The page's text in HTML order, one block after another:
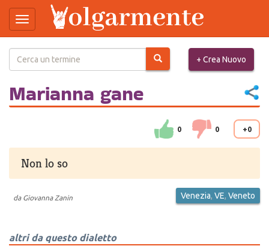
Salta
contenuto
Toggle
navigation
+ Crea Nuovo
Marianna gane
0 0 +0
Non lo so
da Giovanna Zanin Venezia, VE, Veneto
altri da questo dialetto